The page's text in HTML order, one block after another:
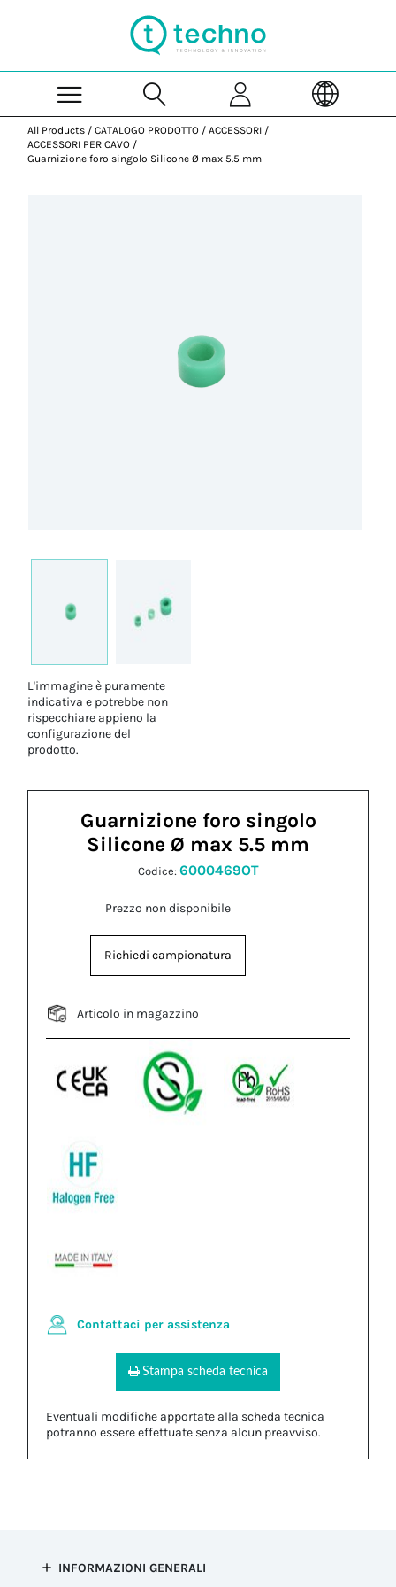
All Products / CATALOGO PRODOTTO / ACCESSORI /
ACCESSORI PER CAVO /
Guarnizione foro singolo Silicone Ø max 5.5 mm
L'immagine è puramente
indicativa e potrebbe non
rispecchiare appieno la
configurazione del
prodotto.
Guarnizione foro singolo
Silicone Ø max 5.5 mm
Codice: 6000469OT
Prezzo non disponibile
Richiedi campionatura
Articolo in magazzino
Contattaci per assistenza
Stampa scheda tecnica
Eventuali modifiche apportate alla scheda tecnica
potranno essere effettuate senza alcun preavviso.
INFORMAZIONI GENERALI